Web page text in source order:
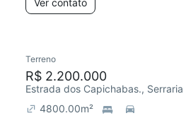
Ver contato
Terreno
R$ 2.200.000
Estrada dos Capichabas., Serraria
4800.00m²